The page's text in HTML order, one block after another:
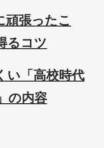
頑張ったこ
るコツ
い「高校時代
の内容